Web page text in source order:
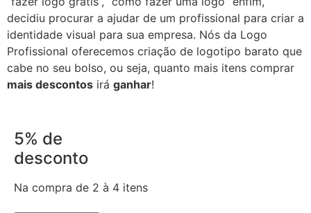
decidiu procurar a ajudar de um profissional para criar a
identidade visual para sua empresa. Nós da Logo
Profissional oferecemos criação de logotipo barato que
cabe no seu bolso, ou seja, quanto mais itens comprar
mais descontos irá ganhar!
5% de
desconto
Na compra de 2 à 4 itens